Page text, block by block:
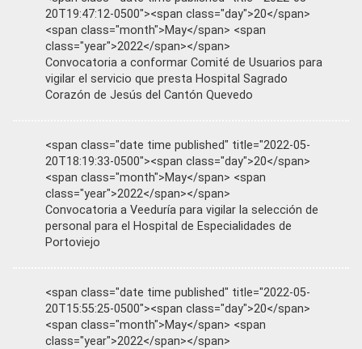
20T19:47:12-0500"><span class="day">20</span>
<span class="month">May</span> <span
class="year">2022</span></span>
Convocatoria a conformar Comité de Usuarios para
vigilar el servicio que presta Hospital Sagrado
Corazón de Jesús del Cantón Quevedo
<span class="date time published" title="2022-05-
20T18:19:33-0500"><span class="day">20</span>
<span class="month">May</span> <span
class="year">2022</span></span>
Convocatoria a Veeduría para vigilar la selección de
personal para el Hospital de Especialidades de
Portoviejo
<span class="date time published" title="2022-05-
20T15:55:25-0500"><span class="day">20</span>
<span class="month">May</span> <span
class="year">2022</span></span>